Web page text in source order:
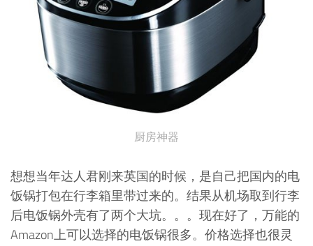
厨房神器
想想当年达人君刚来英国的时候，是自己把国内的电
饭锅打包在行李箱里带过来的。结果从机场取到行李
后电饭锅外壳有了两个大坑。。。现在好了，万能的
Amazon上可以选择的电饭锅很多。价格选择也很灵